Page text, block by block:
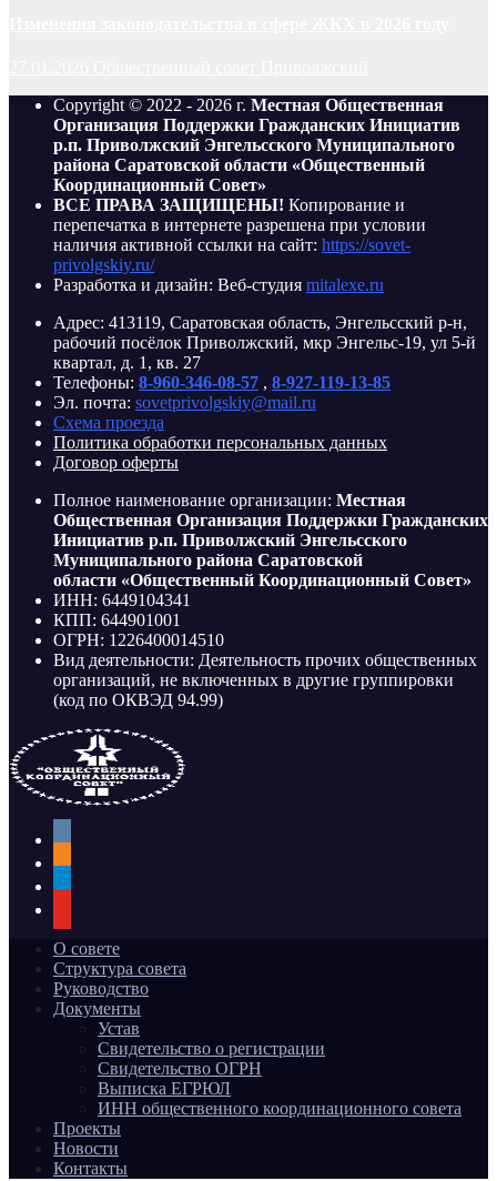
Copyright © 2022 - 2026 г. Местная Общественная
Организация Поддержки Гражданских Инициатив
р.п. Приволжский Энгельсского Муниципального
района Саратовской области «Общественный
Координационный Совет»
ВСЕ ПРАВА ЗАЩИЩЕНЫ! Копирование и
перепечатка в интернете разрешена при условии
наличия активной ссылки на сайт: https://sovet-
privolgskiy.ru/
Разработка и дизайн: Веб-студия mitalexe.ru
Адрес: 413119, Саратовская область, Энгельсский р-н,
рабочий посёлок Приволжский, мкр Энгельс-19, ул 5-й
квартал, д. 1, кв. 27
Телефоны: 8-960-346-08-57 , 8-927-119-13-85
Эл. почта: sovetprivolgskiy@mail.ru
Схема проезда
Политика обработки персональных данных
Договор оферты
Полное наименование организации: Местная
Общественная Организация Поддержки Гражданских
Инициатив р.п. Приволжский Энгельсского
Муниципального района Саратовской
области «Общественный Координационный Совет»
ИНН: 6449104341
КПП: 644901001
ОГРН: 1226400014510
Вид деятельности: Деятельность прочих общественных
организаций, не включенных в другие группировки
(код по ОКВЭД 94.99)
О совете
Структура совета
Руководство
Документы
Устав
Свидетельство о регистрации
Свидетельство ОГРН
Выписка ЕГРЮЛ
ИНН общественного координационного совета
Проекты
Новости
Контакты